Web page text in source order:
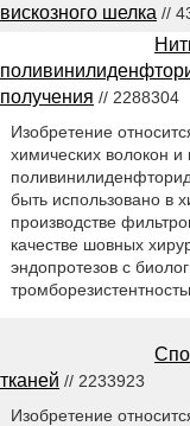
вискозного шелка //
получения // 2288304
Изобретение
химических волокон и
быть использовано в
производстве
качестве шовных
эндопротезов с
тканей // 2233923
Изобретение